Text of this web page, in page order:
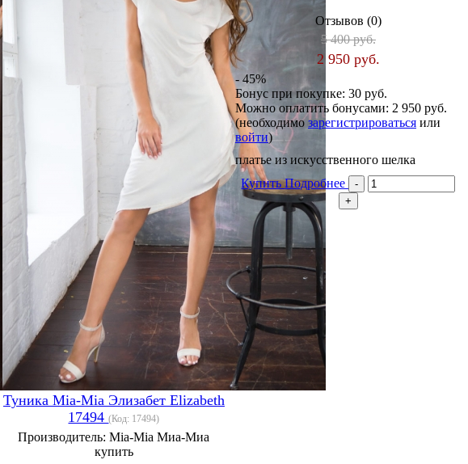
Туника Mia-Mia Элизабет Elizabeth
17494(Код: 17494)
Производитель:Mia-Mia Миа-Миа
купить
Отзывов (0)
5 400 руб.
2 950 руб.
- 45%
Бонус при покупке: 30 руб.
Можно оплатить бонусами: 2 950 руб.
(необходимозарегистрироватьсяили
войти)
платье из искусственного шелка
КупитьПодробнее